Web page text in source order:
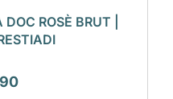
ROSÈ BRUT |